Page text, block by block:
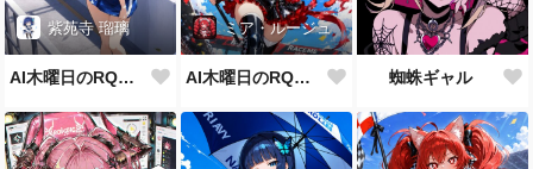
紫苑寺 瑠璃
AI木曜日のRQ テーマ：風 瑠璃版
ミア・ルージュ
AI木曜日のRQ テーマ：風 ミア版 蜘蛛ギャル